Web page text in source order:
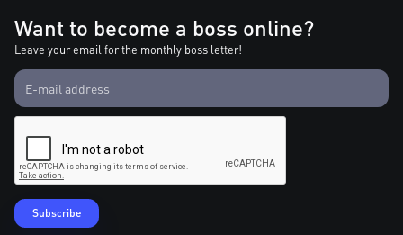
Want to become a boss online?
Leave your email for the monthly boss letter!